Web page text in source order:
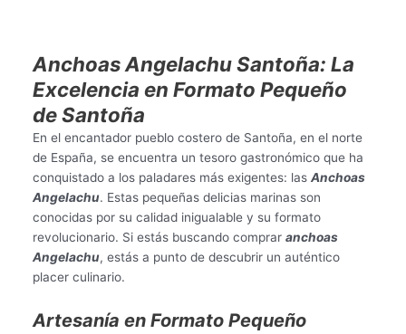
Anchoas Angelachu Santoña: La
Excelencia en Formato Pequeño
de Santoña
En el encantador pueblo costero de Santoña, en el norte
de España, se encuentra un tesoro gastronómico que ha
conquistado a los paladares más exigentes: las Anchoas
Angelachu. Estas pequeñas delicias marinas son
conocidas por su calidad inigualable y su formato
revolucionario. Si estás buscando comprar anchoas
Angelachu, estás a punto de descubrir un auténtico
placer culinario.
Artesanía en Formato Pequeño